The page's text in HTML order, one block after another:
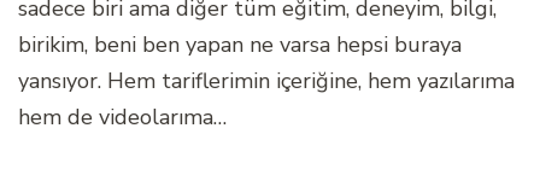
sadece biri ama diğer tüm eğitim, deneyim, bilgi,
birikim, beni ben yapan ne varsa hepsi buraya
yansıyor. Hem tariflerimin içeriğine, hem yazılarıma
hem de videolarıma…